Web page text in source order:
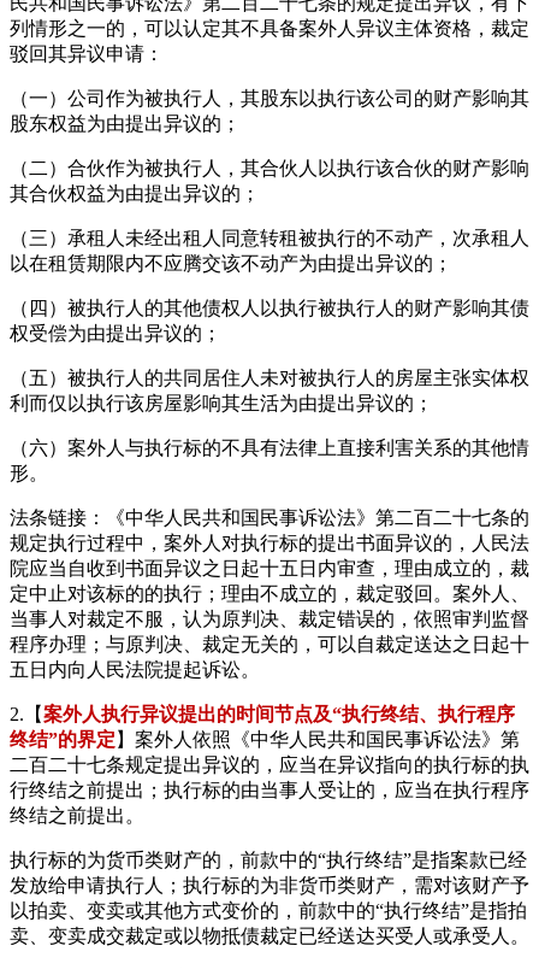
列情形之一的，可以认定其不具备案外人异议主体资格，裁定
驳回其异议申请：
（一）公司作为被执行人，其股东以执行该公司的财产影响其
股东权益为由提出异议的；
（二）合伙作为被执行人，其合伙人以执行该合伙的财产影响
其合伙权益为由提出异议的；
（三）承租人未经出租人同意转租被执行的不动产，次承租人
以在租赁期限内不应腾交该不动产为由提出异议的；
（四）被执行人的其他债权人以执行被执行人的财产影响其债
权受偿为由提出异议的；
（五）被执行人的共同居住人未对被执行人的房屋主张实体权
利而仅以执行该房屋影响其生活为由提出异议的；
（六）案外人与执行标的不具有法律上直接利害关系的其他情
形。
法条链接：《中华人民共和国民事诉讼法》第二百二十七条的
规定执行过程中，案外人对执行标的提出书面异议的，人民法
院应当自收到书面异议之日起十五日内审查，理由成立的，裁
定中止对该标的的执行；理由不成立的，裁定驳回。案外人、
当事人对裁定不服，认为原判决、裁定错误的，依照审判监督
程序办理；与原判决、裁定无关的，可以自裁定送达之日起十
五日内向人民法院提起诉讼。
2.【案外人执行异议提出的时间节点及“执行终结、执行程序
终结”的界定 】案外人依照《中华人民共和国民事诉讼法》第
二百二十七条规定提出异议的，应当在异议指向的执行标的执
行终结之前提出；执行标的由当事人受让的，应当在执行程序
终结之前提出。
执行标的为货币类财产的，前款中的“执行终结”是指案款已经
发放给申请执行人；执行标的为非货币类财产，需对该财产予
以拍卖、变卖或其他方式变价的，前款中的“执行终结”是指拍
卖、变卖成交裁定或以物抵债裁定已经送达买受人或承受人。